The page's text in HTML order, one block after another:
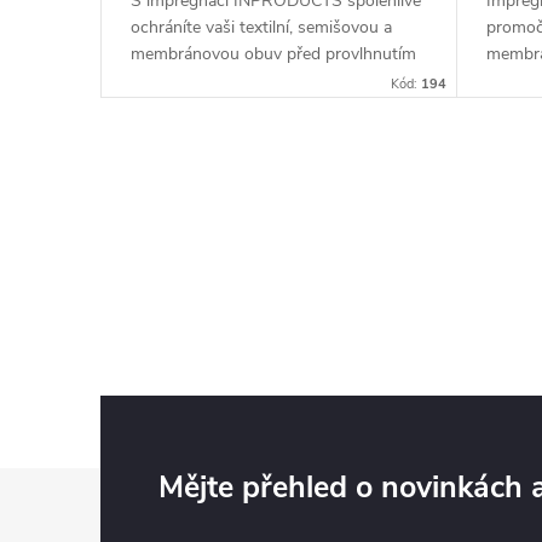
ochráníte vaši textilní, semišovou a
membránovou obuv před provlhnutím
Kód: 194
d
Mějte přehled o novinkách